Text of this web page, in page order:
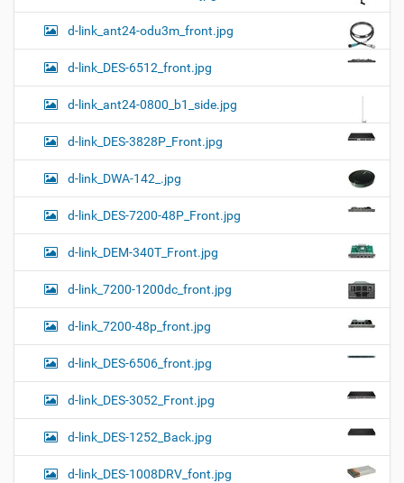
d-link_ant24-odu3m_front.jpg
d-link_DES-6512_front.jpg
d-link_ant24-0800_b1_side.jpg
d-link_DES-3828P_Front.jpg
d-link_DWA-142_.jpg
d-link_DES-7200-48P_Front.jpg
d-link_DEM-340T_Front.jpg
d-link_7200-1200dc_front.jpg
d-link_7200-48p_front.jpg
d-link_DES-6506_front.jpg
d-link_DES-3052_Front.jpg
d-link_DES-1252_Back.jpg
d-link_DES-1008DRV_font.jpg